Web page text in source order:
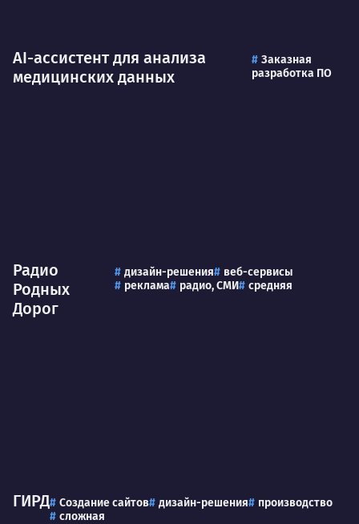
AI-ассистент для анализа
медицинских данных
Заказная
разработка ПО
Радио
Родных
Дорог
дизайн-решения
веб-сервисы
реклама
радио, СМИ средняя
ГИРД Создание сайтов дизайн-решения
производство
сложная